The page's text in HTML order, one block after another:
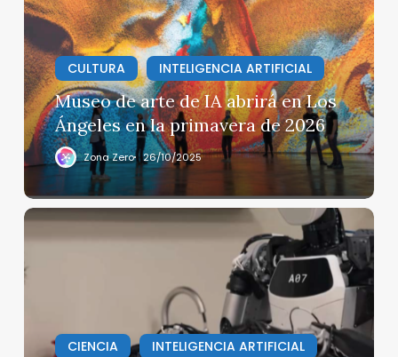
de
abrirá
en
Los
Ángeles
en
la
primavera
de
2026
CULTURA INTELIGENCIA ARTIFICIAL
Museo de arte de IA abrirá en Los
Ángeles en la primavera de 2026
Zona Zero 26/10/2025
Google
presenta
que
buscanCIENCIA INTELIGENCIA ARTIFICIAL